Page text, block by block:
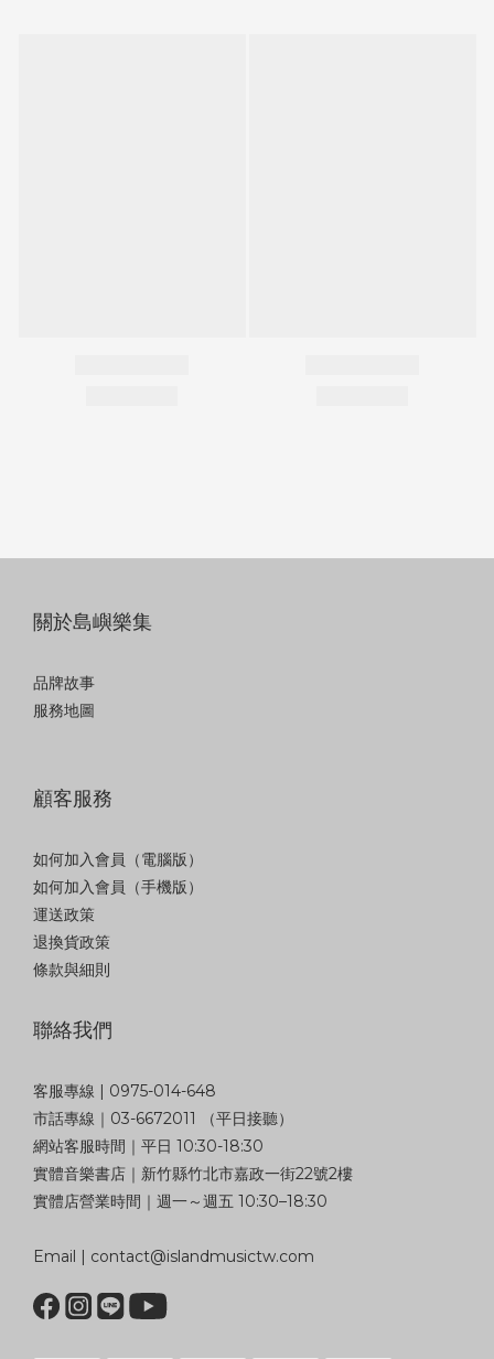
關於島嶼樂集
品牌故事
服務地圖
顧客服務
如何加入會員（電腦版）
如何加入會員（手機版）
運送政策
退換貨政策
條款與細則
聯絡我們
客服專線 | 0975-014-648
市話專線｜03-6672011 （平日接聽）
網站客服時間｜平日 10:30-18:30
實體音樂書店｜新竹縣竹北市嘉政一街22號2樓
實體店營業時間｜週一～週五 10:30–18:30
Email | contact@islandmusictw.com